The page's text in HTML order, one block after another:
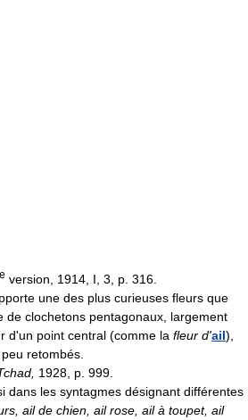
version, 1914, I, 3, p. 316.
une des plus curieuses fleurs que
de clochetons pentagonaux, largement
d'un point central (comme la fleur d'ail),
retombés.
1928, p. 999.
dans les syntagmes désignant différentes
ail de chien, ail rose, ail à toupet, ail